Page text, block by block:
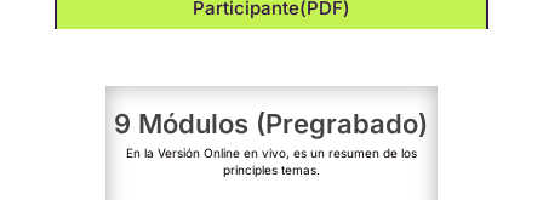
Participante(PDF)
9 Módulos (Pregrabado)
En la Versión Online en vivo, es un resumen de los
principles temas.